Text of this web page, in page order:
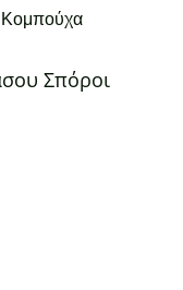
Κομπούχα
Σπόροι